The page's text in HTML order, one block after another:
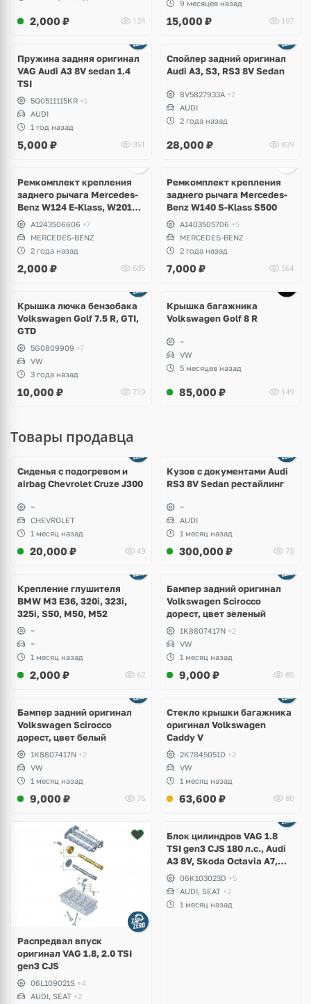
2,000 ₽ 124
9 месяцев назад
15,000 ₽ 197
Пружина задняя оригинал
VAG Audi A3 8V sedan 1.4
TSI
5Q0511115KR +1
AUDI
1 год назад
5,000 ₽ 351
Спойлер задний оригинал
Audi A3, S3, RS3 8V Sedan
8V5827933A +2
AUDI
2 года назад
28,000 ₽ 839
Ремкомплект крепления
заднего рычага Mercedes-
Benz W124 E-Klass, W201
190A1243506606 +7
MERCEDES-BENZ
2 года назад
2,000 ₽ 635
Ремкомплект крепления
заднего рычага Mercedes-
Benz W140 S-Klass S500
A1403505706 +5
MERCEDES-BENZ
2 года назад
7,000 ₽ 564
Крышка лючка бензобака
Volkswagen Golf 7.5 R, GTI,
GTD
5G0809909 +7
VW
3 года назад
10,000 ₽ 719
Крышка багажника
Volkswagen Golf 8 R
~
VW
5 месяцев назад
85,000 ₽ 149
Товары продавца
Сиденья с подогревом и
airbag Chevrolet Cruze J300
~
CHEVROLET
1 месяц назад
20,000 ₽ 49
Кузов с документами Audi
RS3 8V Sedan рестайлинг
~
AUDI
1 месяц назад
300,000 ₽ 75
Крепление глушителя
BMW M3 E36, 320i, 323i,
325i, S50, M50, M52
~
~
1 месяц назад
2,000 ₽ 62
Бампер задний оригинал
Volkswagen Scirocco
дорест, цвет зеленый
1K8807417N +2
VW
1 месяц назад
9,000 ₽ 85
Бампер задний оригинал
Volkswagen Scirocco
дорест, цвет белый
1K8807417N +2
VW
1 месяц назад
9,000 ₽ 76
Стекло крышки багажника
оригинал Volkswagen
Caddy V
2K7845051D +2
VW
1 месяц назад
63,600 ₽ 80
Распредвал впуск
оригинал VAG 1.8, 2.0 TSI
gen3 CJS
06L109021S +4
AUDI, SEAT +2
2 фото
Блок цилиндров VAG 1.8
TSI gen3 CJS 180 л.с., Audi
A3 8V, Skoda Octavia A7,
Superb, Volkswagen Passat
B8, Golf VII Alltrack, Seat
Leon
06K103023D +5
AUDI, SEAT +2
1 месяц назад